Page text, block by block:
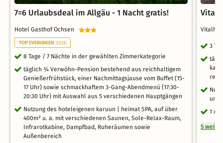
7=6 Urlaubsdeal im Allgäu - 1 Nacht gratis!
Hotel Gasthof Ochsen
TOP EVERGREEN 2026
8 Tage / 7 Nächte in der gewählten Zimmerkategorie
täglich ¾ Verwöhn-Pension bestehend aus reichhaltigem
Genießerfrühstück, einer Nachmittagsjause vom Buffet (15-
17 Uhr) sowie schmackhaftem 3-Gang-Abendmenü (17:30-
20:30 Uhr) mit Auswahl aus 5 verschiedenen Hauptgängen
Nutzung des hoteleigenen karuun | heimat SPA, auf über
400m² u. a. mit verschiedenen Saunen, Sole-Relax-Raum,
Infrarotkabine, Dampfbad, Ruheräumen sowie
Außenbereich
3
und
1 x
5